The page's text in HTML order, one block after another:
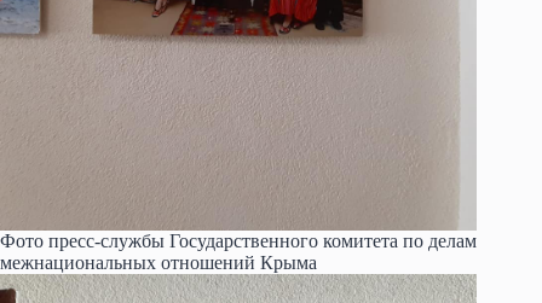
Фото пресс-службы Государственного комитета по делам
межнациональных отношений Крыма